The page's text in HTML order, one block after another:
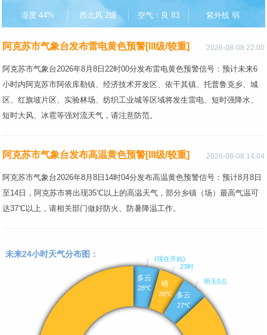
湿度 44% 西北风 2级 空气：良 83 紫外线 弱
2026-08-08 22:00
阿克苏市气象台发布雷电黄色预警[III级/较重]
阿克苏市气象台2026年8月8日22时00分发布雷电黄色预警信号：预计未来6
小时内阿克苏市阿依库勒镇、经济技术开发区、依干其镇、托普鲁克乡、城
区、红旗坡片区、实验林场、纺织工业城等区域将发生雷电、短时强降水、
短时大风、冰雹等强对流天气，请注意防范。
2026-08-08 14:04
阿克苏市气象台发布高温黄色预警[III级/较重]
阿克苏市气象台2026年8月8日14时04分发布高温黄色预警信号：预计8月8日
至14日，阿克苏市将出现35℃以上的高温天气，部分乡镇（场）最高气温可
达37℃以上，请相关部门做好防火、防暑降温工作。